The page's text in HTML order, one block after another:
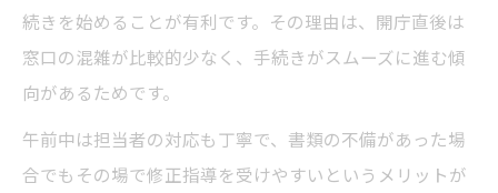
続きを始めることが有利です。その理由は、開庁直後は
窓口の混雑が比較的少なく、手続きがスムーズに進む傾
向があるためです。
午前中は担当者の対応も丁寧で、書類の不備があった場
合でもその場で修正指導を受けやすいというメリットが